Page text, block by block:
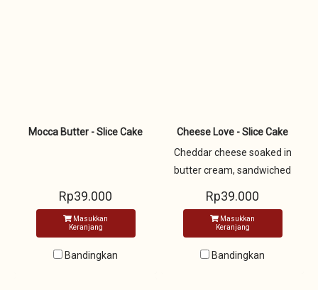
Mocca Butter - Slice Cake
Rp39.000
Masukkan
Keranjang
Bandingkan
Cheese Love - Slice Cake
Cheddar cheese soaked in
butter cream, sandwiched
sponge cake and decorated
with cheddar cheese and red
cherries
Rp39.000
Masukkan
Keranjang
Bandingkan